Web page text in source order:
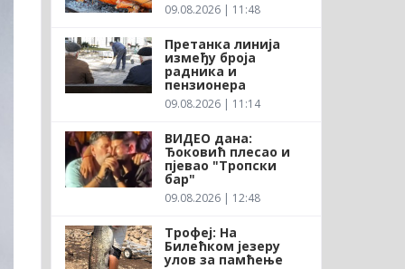
09.08.2026 | 11:48
Претанка линија
између броја
радника и
пензионера
09.08.2026 | 11:14
ВИДЕО дана:
Ђоковић плесао и
пјевао "Тропски
бар"
09.08.2026 | 12:48
Трофеј: На
Билећком језеру
улов за памћење